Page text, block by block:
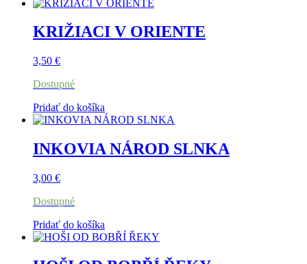
KRIŽIACI V ORIENTE
3,50 €
Dostupné
Pridať do košíka
INKOVIA NÁROD SLNKA
3,00 €
Dostupné
Pridať do košíka